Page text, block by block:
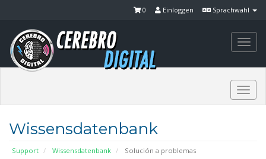
Sprachwahl
Einloggen
0
Wissensdatenbank
Support Wissensdatenbank Solución a problemas